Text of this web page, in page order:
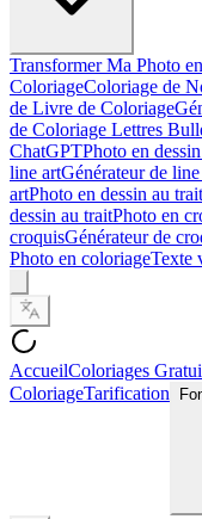
Transformer Ma Photo
ColoriageColoriage de
de Livre de Coloriage
de Coloriage Lettres
ChatGPTPhoto en
line artGénérateur de
artPhoto en dessin au trait
dessin au traitPhoto en
croquisGénérateur de
Photo en coloriageTexte
AccueilColoriages
ColoriageTarification